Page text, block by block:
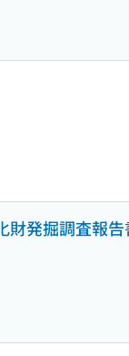
発掘調査報